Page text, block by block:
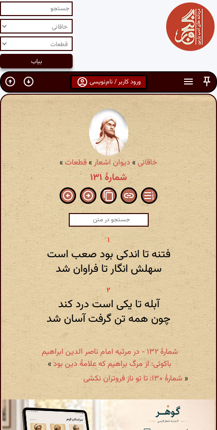
ورود کاربر / نام‌نویسی
خاقانی » دیوان اشعار»قطعات»
شمارهٔ ۱۳۱
فتنه تا اندکی بود صعب است
سهلش انگار تا فراوان شد
آبله تا یکی است درد کند
چون همه تن گرفت آسان شد
شمارهٔ ۱۳۲ - در مرثیه امام ناصر الدین ابراهیم
باکوئی: از مرگ براهیم که علامهٔ دین بود»
« شمارهٔ ۱۳۰: تا تو ناز فروتران نکشی